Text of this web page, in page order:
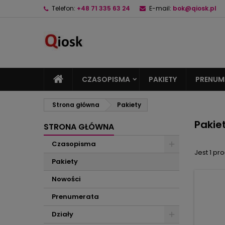
Telefon: +48 71 335 63 24 E-mail: bok@qiosk.pl
CZASOPISMA PAKIETY
Strona główna Pakiety
STRONA GŁÓWNA
Czasopisma
Pakiety
Nowości
Prenumerata
Działy
Jest 1